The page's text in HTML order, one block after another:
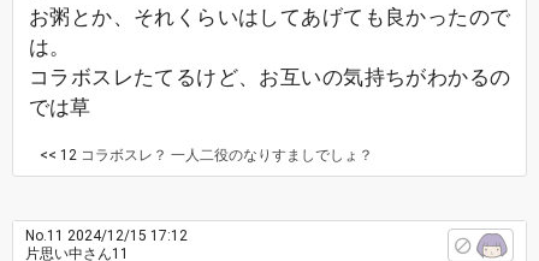
お粥とか、それくらいはしてあげても良かったので
は。
コラボスレたてるけど、お互いの気持ちがわかるの
では草
<< 12 コラボスレ？ 一人二役のなりすましでしょ？
No.11 2024/12/15 17:12
片思い中さん11